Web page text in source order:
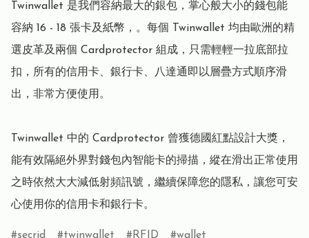
Twinwallet 是我們容納最大的銀包，掌心般大小的錢包能
容納 16 - 18 張卡及紙幣，。每個 Twinwallet 均由歐洲的精
選皮革及兩個 Cardprotector 組成，只需輕輕一拉底部拉
扣，所有的信用卡、銀行卡、八達通即以層疊方式順序滑
出，非常方便使用。
Twinwallet 中的 Cardprotector 曾獲德國紅點設計大獎，
能有效隔絕外界對錢包內智能卡的掃描，縱在滑出正常使用
之時依然大大減低射頻訊號，繼續保障您的隱私，讓您可安
心使用你的信用卡和銀行卡。
secrid twinwallet RFID wallet